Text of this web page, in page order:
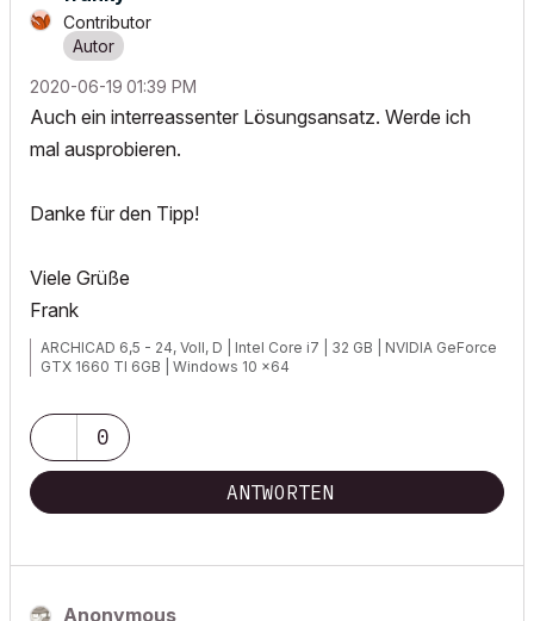
Contributor
‎2020-06-19 01:39 PM
Auch ein interreassenter Lösungsansatz. Werde ich
mal ausprobieren.
Danke für den Tipp!
Viele Grüße
Frank
ARCHICAD 6,5 - 24, Voll, D | Intel Core i7 | 32 GB | NVIDIA GeForce
GTX 1660 TI 6GB | Windows 10 x64
0
ANTWORTEN
Anonymous